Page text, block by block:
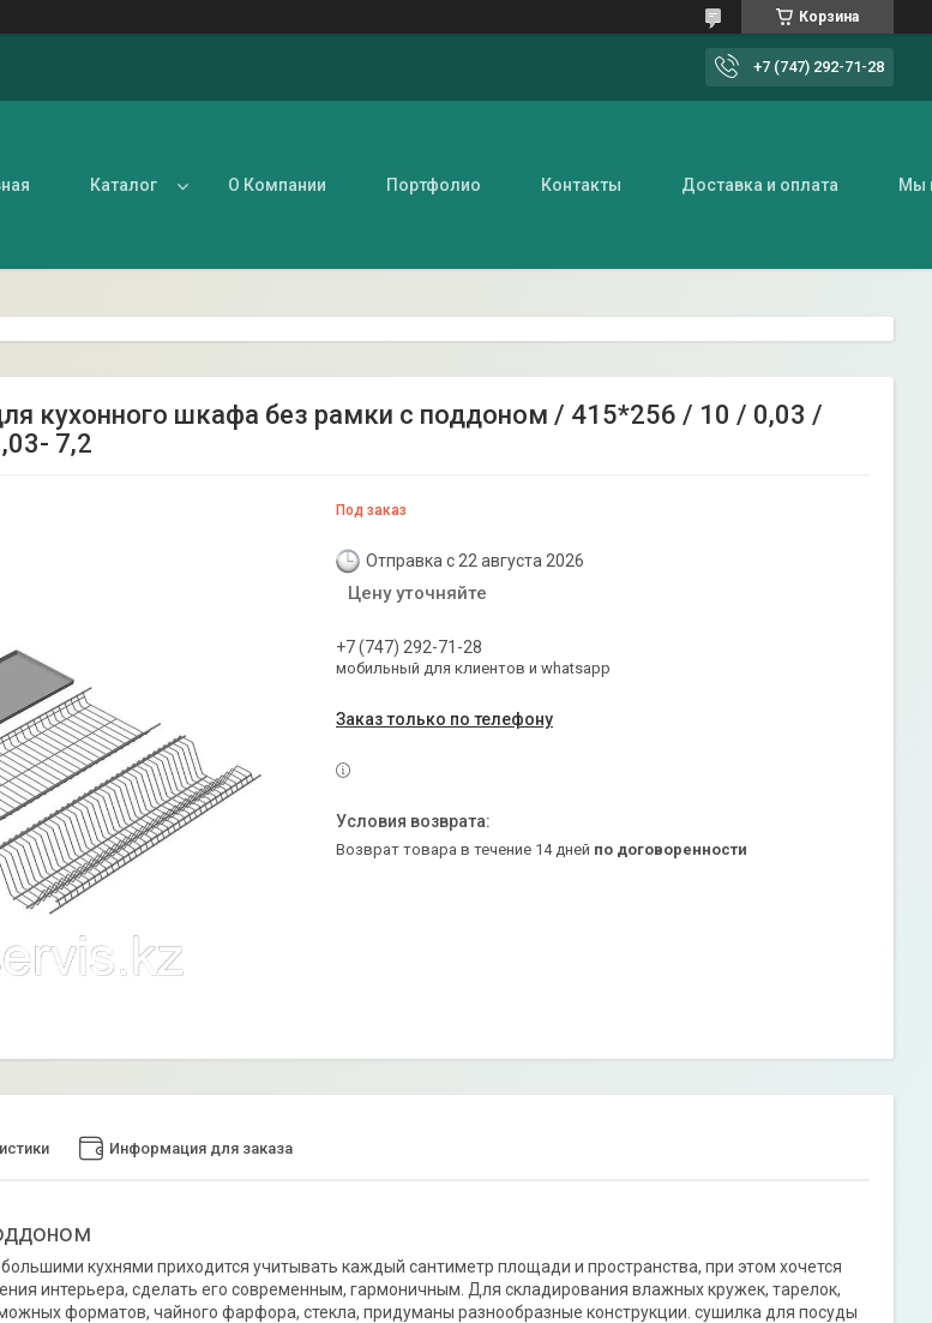
Корзина
+7 (747) 292-71-28
Каталог О Компании Портфолио Контакты Доставка и оплата Мы
кухонного шкафа без рамки с поддоном / 415*256 / 10 / 0,03 /
7,2
Под заказ
Отправка с 22 августа 2026
Цену уточняйте
+7 (747) 292-71-28
мобильный для клиентов и whatsapp
Заказ только по телефону
возврат товара в течение 14 дней по договоренности
Информация для заказа
кухнями приходится учитывать каждый сантиметр площади и пространства, при этом хочется
интерьера, сделать его современным, гармоничным. Для складирования влажных кружек, тарелок,
форматов, чайного фарфора, стекла, придуманы разнообразные конструкции. сушилка для посуды